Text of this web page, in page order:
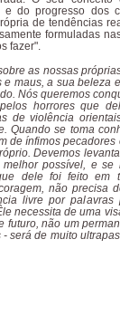
e do progresso dos
de tendências
formuladas
fazer".
as nossas
maus, a sua beleza
Nós queremos
horrores que
de violência
Quando se toma
de ínfimos
Devemos
possível, e
dele foi feito em
não precisa
livre por
necessita de uma
futuro, não um
será de muito